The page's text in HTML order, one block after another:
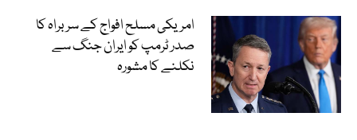
امریکی مسلح افواج کے سربراہ کا
صدر ٹرمپ کو ایران جنگ سے
نکلنے کا مشورہ